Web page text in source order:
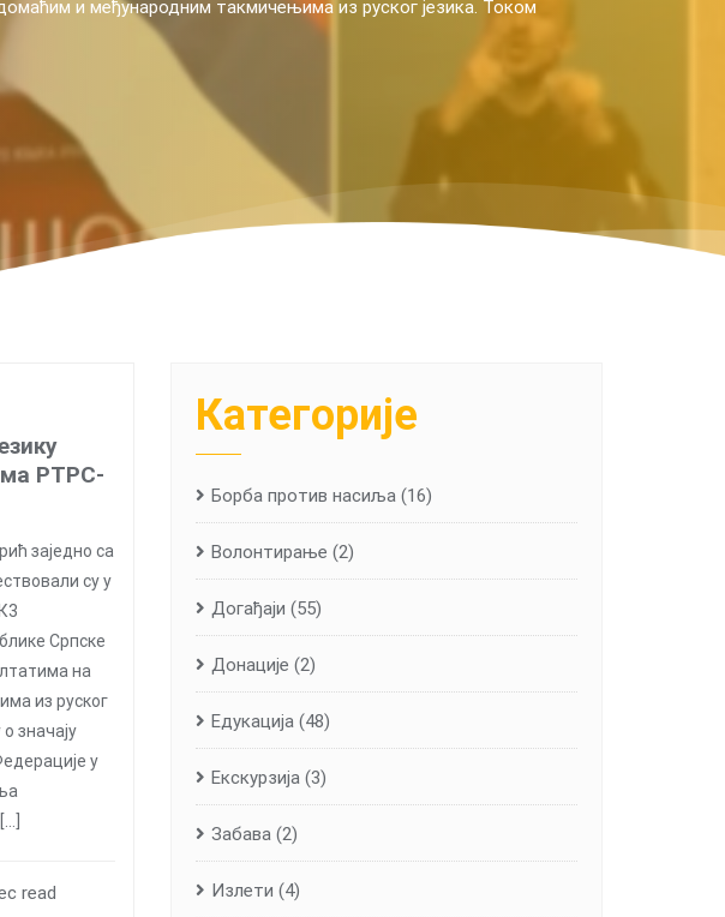
манифестацији. Њихов боравак привукао је пажњу руских медија,
посјети делегације Републике Српске Санкт Петербургу и
READ MORE
РТРС-
заједно са
су у
Српске
на
из руског
значају
у
read
Категорије
Борба против насиља (16)
Волонтирање (2)
Догађаји (55)
Донације (2)
Едукација (48)
Екскурзија (3)
Забава (2)
Излети (4)